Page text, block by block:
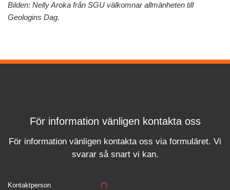
Bilden: Nelly Aroka från SGU välkomnar allmänheten till
Geologins Dag.
För information vänligen kontakta oss
För information vänligen kontakta oss via formuläret. Vi
svararså snart vi kan.
Kontaktperson (*)